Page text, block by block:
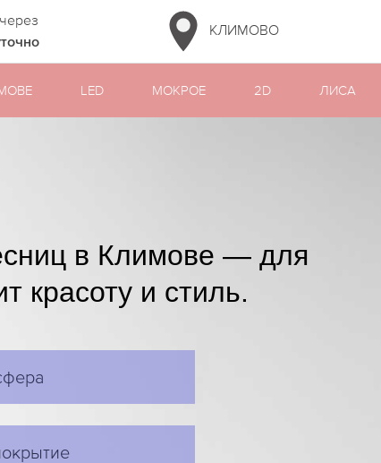
КЛИМОВО
LED МОКРОЕ 2D ЛИСА
в Климове — для
красоту и стиль.